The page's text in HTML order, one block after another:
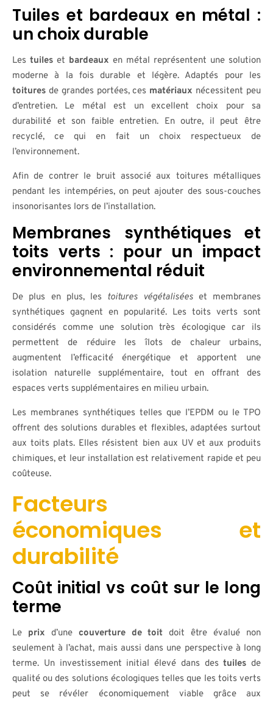
Tuiles et bardeaux en métal :
un choix durable
Les tuiles et bardeaux en métal représentent une solution
moderne à la fois durable et légère. Adaptés pour les
toitures de grandes portées, ces matériaux nécessitent peu
d’entretien. Le métal est un excellent choix pour sa
durabilité et son faible entretien. En outre, il peut être
recyclé, ce qui en fait un choix respectueux de
l’environnement.
Afin de contrer le bruit associé aux toitures métalliques
pendant les intempéries, on peut ajouter des sous-couches
insonorisantes lors de l’installation.
Membranes synthétiques et
toits verts : pour un impact
environnemental réduit
De plus en plus, les toitures végétaliséeset membranes
synthétiques gagnent en popularité. Les toits verts sont
considérés comme une solution très écologique car ils
permettent de réduire les îlots de chaleur urbains,
augmentent l’efficacité énergétique et apportent une
isolation naturelle supplémentaire, tout en offrant des
espaces verts supplémentaires en milieu urbain.
Les membranes synthétiques telles que l’EPDM ou le TPO
offrent des solutions durables et flexibles, adaptées surtout
aux toits plats. Elles résistent bien aux UV et aux produits
chimiques, et leur installation est relativement rapide et peu
coûteuse.
Facteurs
économiques et
durabilité
Coût initial vs coût sur le long
terme
Le prix d’une couverture de toit doit être évalué non
seulement à l’achat, mais aussi dans une perspective à long
terme. Un investissement initial élevé dans destuiles de
qualité ou des solutions écologiques telles que les toits verts
peut se révéler économiquement viable grâce aux